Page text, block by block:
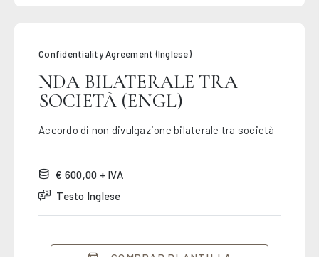
Confidentiality Agreement (Inglese)
NDA BILATERALE TRA
SOCIETÀ (ENGL)
Accordo di non divulgazione bilaterale tra società
€ 600,00 + IVA
Testo Inglese